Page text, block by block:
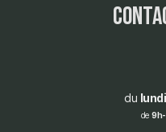
du lundi
de 9h-